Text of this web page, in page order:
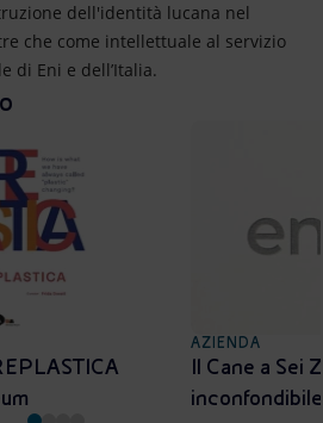
dell'identità lucana nel
che come intellettuale al servizio
di Eni e dell’Italia.
AZIENDA
Il Cane a Sei